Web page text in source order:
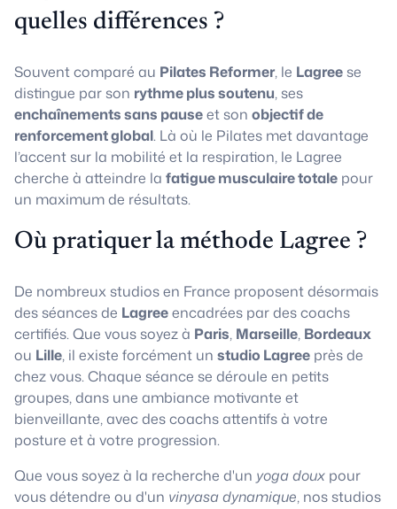
quelles différences ?
Souvent comparé au Pilates Reformer, le Lagree se
distingue par son rythme plus soutenu, ses
enchaînements sans pauseet son objectif de
renforcement global. Là où le Pilates met davantage
l’accent sur la mobilité et la respiration, le Lagree
cherche à atteindre la fatigue musculaire totale pour
un maximum de résultats.
Où pratiquer la méthode Lagree ?
De nombreux studios en France proposent désormais
des séances de Lagreeencadrées par des coachs
certifiés. Que vous soyez à Paris, Marseille, Bordeaux
ou Lille, il existe forcément un studio Lagree près de
chez vous. Chaque séance se déroule en petits
groupes, dans une ambiance motivante et
bienveillante, avec des coachs attentifs à votre
posture et à votre progression.
Que vous soyez à la recherche d'un yoga doux pour
vous détendre ou d'un vinyasa dynamique, nos studios